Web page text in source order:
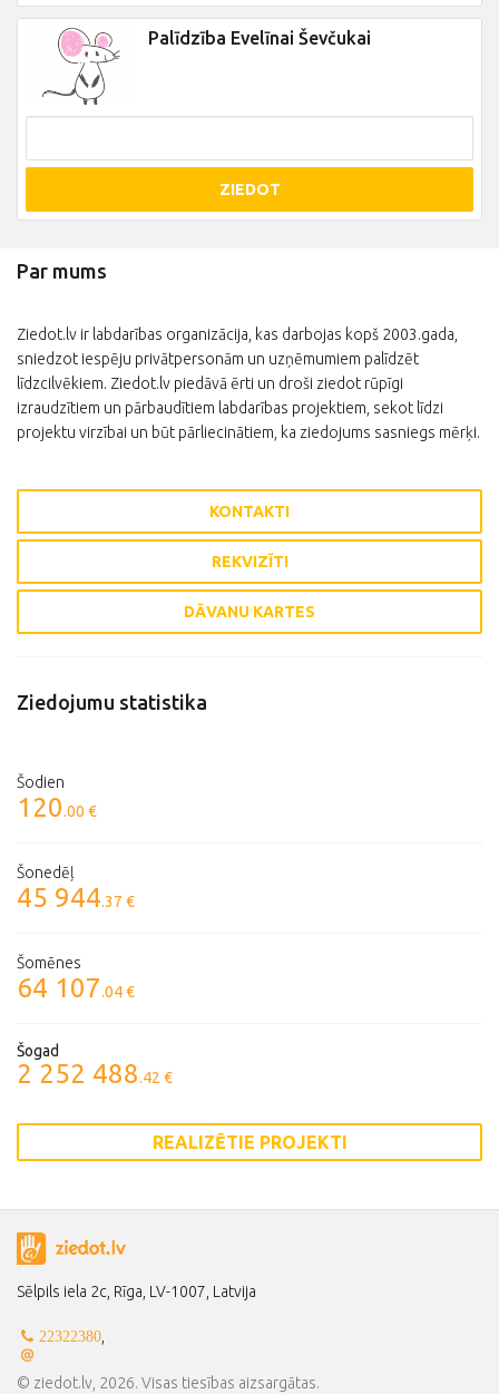
Palīdzība Evelīnai Ševčukai
ZIEDOT
Par mums
Ziedot.lv ir labdarības organizācija, kas darbojas kopš 2003.gada,
sniedzot iespēju privātpersonām un uzņēmumiem palīdzēt
līdzcilvēkiem. Ziedot.lv piedāvā ērti un droši ziedot rūpīgi
izraudzītiem un pārbaudītiem labdarības projektiem, sekot līdzi
projektu virzībai un būt pārliecinātiem, ka ziedojums sasniegs mērķi.
KONTAKTI
REKVIZĪTI
DĀVANU KARTES
Ziedojumu statistika
Šodien
120.00 €
Šonedēļ
45 944.37 €
Šomēnes
64 107.04 €
Šogad
2 252 488.42 €
REALIZĒTIE PROJEKTI
Sēlpils iela 2c, Rīga, LV-1007, Latvija
22322380,
© ziedot.lv, 2026. Visas tiesības aizsargātas.